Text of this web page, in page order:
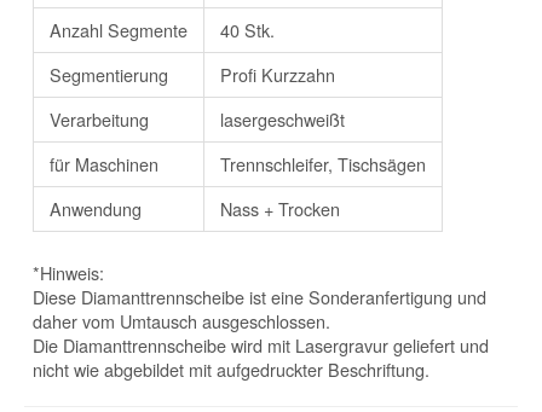
Anzahl Segmente
40 Stk.
Segmentierung
Profi Kurzzahn
Verarbeitung
lasergeschweißt
für Maschinen
Trennschleifer, Tischsägen
Anwendung
Nass + Trocken
*Hinweis:
Diese Diamanttrennscheibe ist eine Sonderanfertigung und
daher vom Umtausch ausgeschlossen.
Die Diamanttrennscheibe wird mit Lasergravur geliefert und
nicht wie abgebildet mit aufgedruckter Beschriftung.